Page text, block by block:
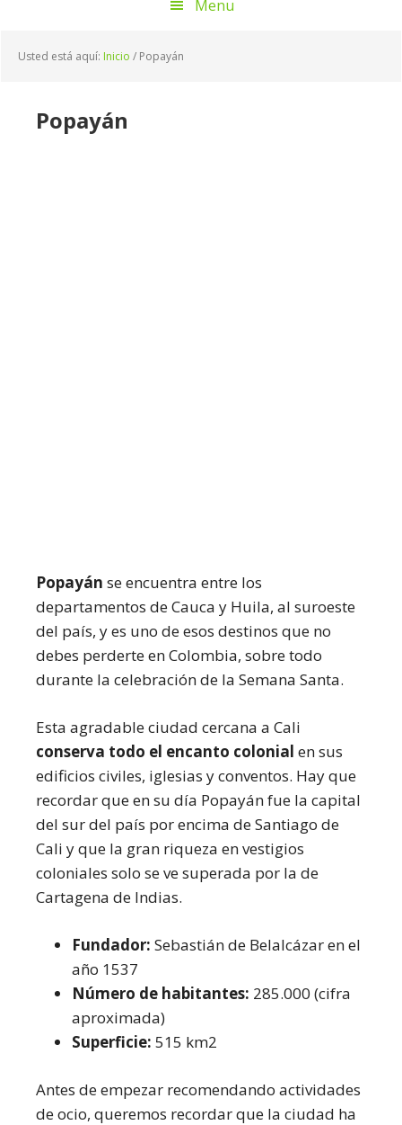
Menu
Usted está aquí: Inicio / Popayán
Popayán
Popayán se encuentra entre los
departamentos de Cauca y Huila, al suroeste
del país, y es uno de esos destinos que no
debes perderte en Colombia, sobre todo
durante la celebración de la Semana Santa.
Esta agradable ciudad cercana a Cali
conserva todo el encanto colonial en sus
edificios civiles, iglesias y conventos. Hay que
recordar que en su día Popayán fue la capital
del sur del país por encima de Santiago de
Cali y que la gran riqueza en vestigios
coloniales solo se ve superada por la de
Cartagena de Indias.
Fundador: Sebastián de Belalcázar en el
año 1537
Número de habitantes: 285.000 (cifra
aproximada)
Superficie: 515 km2
Antes de empezar recomendando actividades
de ocio, queremos recordar que la ciudad ha